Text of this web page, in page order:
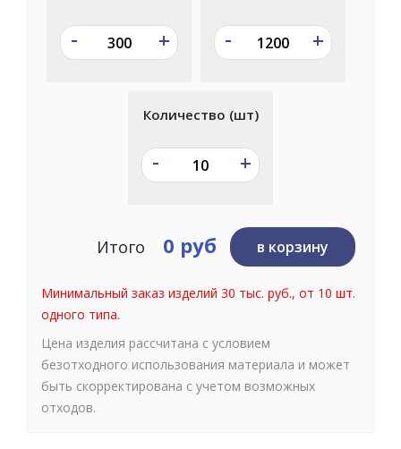
- + - +
Количество (шт)
- +
Итого 0 руб в корзину
Минимальный заказ изделий 30 тыс. руб., от 10 шт.
одного типа.
Цена изделия рассчитана с условием
безотходного использования материала и может
быть скорректирована с учетом возможных
отходов.